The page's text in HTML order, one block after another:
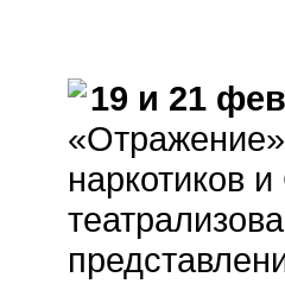
19 и 21
наркотиков